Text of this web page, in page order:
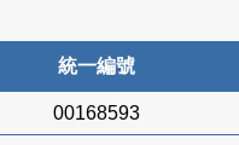
統一編號
00168593